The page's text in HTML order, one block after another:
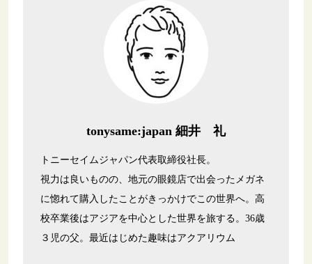
tonysame:japan 細井 礼
トニーセイムジャパン代表取締役社長。
視力は良いものの、地元の眼鏡店で出会ったメガネ
に惚れて購入したことがきっかけでこの世界へ。高
校卒業後はアジアを中心とした世界を旅する。36歳
３児の父。最近はじめた趣味はアクアリウム